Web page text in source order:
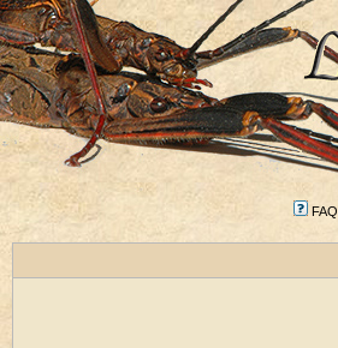
FAQ